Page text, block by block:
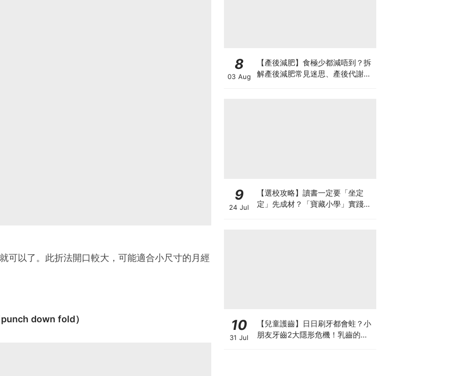
可以了。此折法開口較大，可能適合小尺寸的月經
down fold）
8
03 Aug
【產後減肥】食極少都減唔到？拆
解產後減肥常見迷思、產後代謝、
9
24 Jul
【選校攻略】讀書一定要「坐定
定」先成材？「寶藏小學」實踐動
10
31 Jul
【兒童護齒】日日刷牙都會蛀？小
朋友牙齒2大隱形危機！乳齒的琺